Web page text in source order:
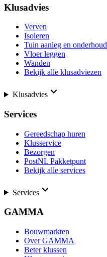
Klusadvies
Verven
Isoleren
Tuin aanleg en onderhoud
Vloer leggen
Wanden
Bekijk alle klusadviezen
Klusadvies
Services
Gereedschap huren
Klusservice
Bezorgen
PostNL Pakketpunt
Bekijk alle services
Services
GAMMA
Bouwmarkten
Over GAMMA
Beter klussen